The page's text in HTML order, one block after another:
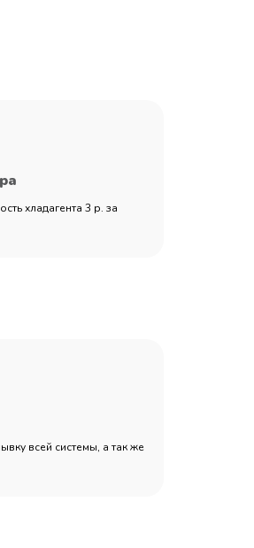
хладагента 3 р. за
всей системы, а так же